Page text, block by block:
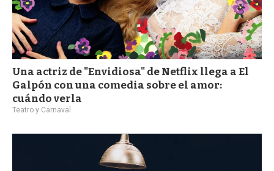
Una actriz de "Envidiosa" de Netflix llega a El
Galpón con una comedia sobre el amor:
cuándo verla
Teatro y Carnaval